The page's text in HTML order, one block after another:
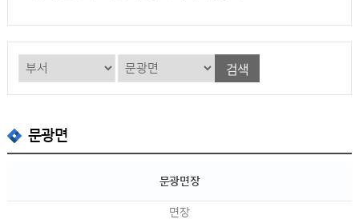
검색
문광면
문광면장
면장